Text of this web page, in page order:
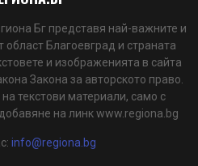
Бг представя най-важните и
Благоевград и страната
и изображенията в сайта
Закона за авторското право.
текстови материали, само с
на линк www.regiona.bg
info@regiona.bg